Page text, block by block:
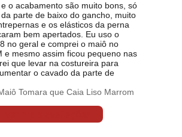
o acabamento são muito bons, só
parte de baixo do gancho, muito
e os elásticos da perna
bem apertados. Eu uso o
no geral e comprei o maiô no
e mesmo assim ficou pequeno nas
que levar na costureira para
o cavado da parte de
Tomara que Caia Liso Marrom